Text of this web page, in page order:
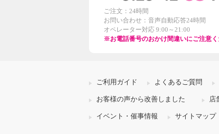
ご注文：24時間
お問い合わせ：音声自動応答24時間
オペレーター対応 9:00～21:00
※お電話番号のおかけ間違いにご注意
ご利用ガイド よくあるご質問
お客様の声から改善しました 店
イベント・催事情報 サイトマップ